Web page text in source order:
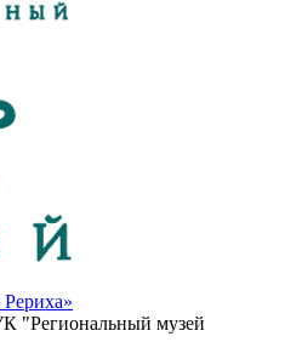
"Региональный музей